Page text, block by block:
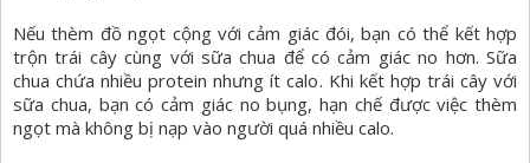
Nếu thèm đồ ngọt cộng với cảm giác đói, bạn có thể kết hợp
trộn trái cây cùng với sữa chua để có cảm giác no hơn. Sữa
chua chứa nhiều protein nhưng ít calo. Khi kết hợp trái cây với
sữa chua, bạn có cảm giác no bụng, hạn chế được việc thèm
ngọt mà không bị nạp vào người quá nhiều calo.